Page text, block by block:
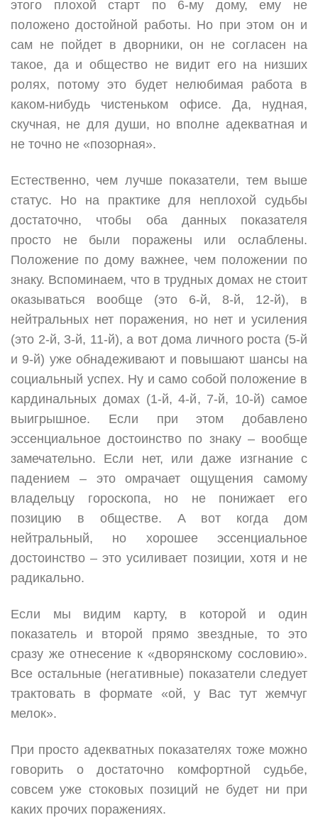
этого плохой старт по 6-му дому, ему не
положено достойной работы. Но при этом он и
сам не пойдет в дворники, он не согласен на
такое, да и общество не видит его на низших
ролях, потому это будет нелюбимая работа в
каком-нибудь чистеньком офисе. Да, нудная,
скучная, не для души, но вполне адекватная и
не точно не «позорная».
Естественно, чем лучше показатели, тем выше
статус. Но на практике для неплохой судьбы
достаточно, чтобы оба данных показателя
просто не были поражены или ослаблены.
Положение по дому важнее, чем положении по
знаку. Вспоминаем, что в трудных домах не стоит
оказываться вообще (это 6-й, 8-й, 12-й), в
нейтральных нет поражения, но нет и усиления
(это 2-й, 3-й, 11-й), а вот дома личного роста (5-й
и 9-й) уже обнадеживают и повышают шансы на
социальный успех. Ну и само собой положение в
кардинальных домах (1-й, 4-й, 7-й, 10-й) самое
выигрышное. Если при этом добавлено
эссенциальное достоинство по знаку – вообще
замечательно. Если нет, или даже изгнание с
падением – это омрачает ощущения самому
владельцу гороскопа, но не понижает его
позицию в обществе. А вот когда дом
нейтральный, но хорошее эссенциальное
достоинство – это усиливает позиции, хотя и не
радикально.
Если мы видим карту, в которой и один
показатель и второй прямо звездные, то это
сразу же отнесение к «дворянскому сословию».
Все остальные (негативные) показатели следует
трактовать в формате «ой, у Вас тут жемчуг
мелок».
При просто адекватных показателях тоже можно
говорить о достаточно комфортной судьбе,
совсем уже стоковых позиций не будет ни при
каких прочих поражениях.